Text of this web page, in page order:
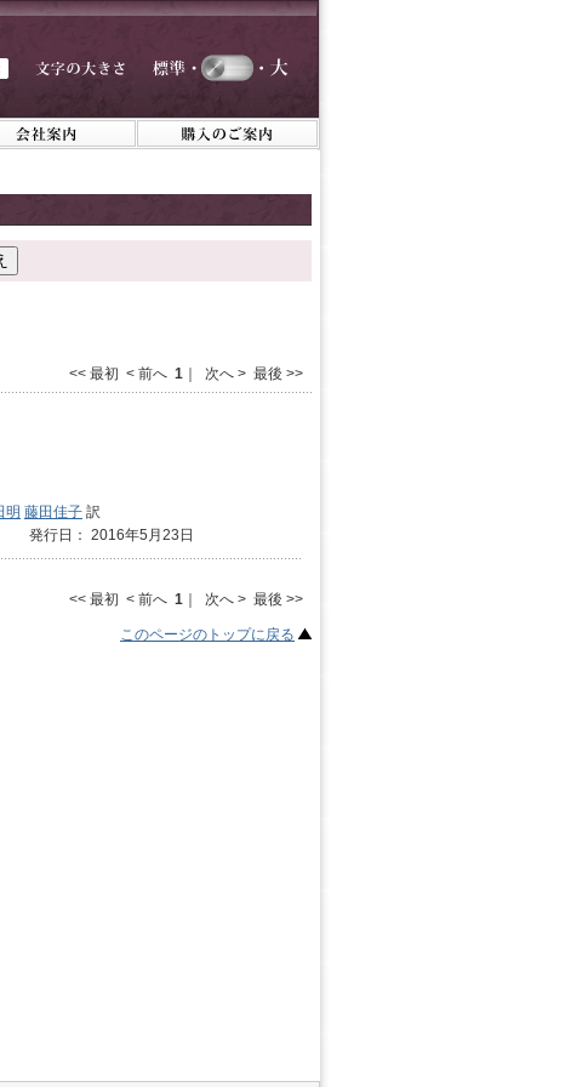
<< 最初 < 前へ 1 ｜ 次へ > 最後 >>
明 藤田佳子 訳
発行日： 2016年5月23日
<< 最初 < 前へ 1 ｜ 次へ > 最後 >>
このページのトップに戻る